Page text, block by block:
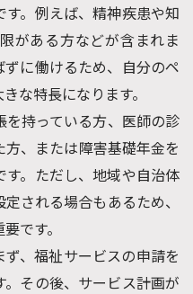
。例えば、精神疾患や知
がある方などが含まれま
に働けるため、自分のペ
な特長になります。
持っている方、医師の診
、または障害基礎年金を
。ただし、地域や自治体
される場合もあるため、
です。
、福祉サービスの申請を
その後、サービス計画が